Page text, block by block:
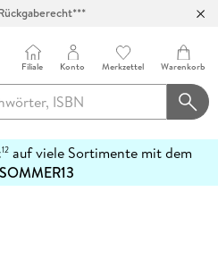
Filiale Konto Merkzettel Warenkorb
12auf viele Sortimente mit dem
SOMMER13